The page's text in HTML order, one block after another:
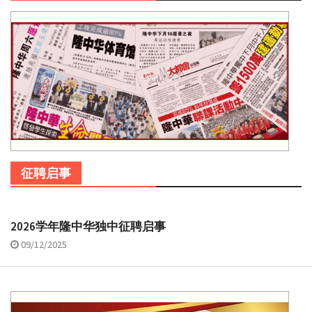
征聘启事
2026学年隆中华独中征聘启事
09/12/2025